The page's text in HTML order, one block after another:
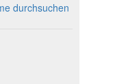
durchsuchen